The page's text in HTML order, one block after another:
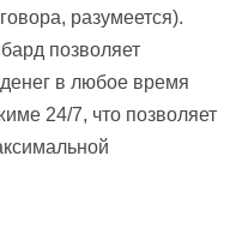
разумеется).
позволяет
в любое время
24/7, что позволяет